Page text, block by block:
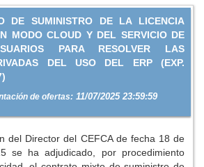
DE SUMINISTRO DE LA LICENCIA
MODO CLOUD Y DEL SERVICIO DE
PARA RESOLVER LAS
DEL USO DEL ERP (EXP.
de ofertas: 11/07/2025 23:59:59
del Director del CEFCA de fecha 18 de
se ha adjudicado, por procedimiento